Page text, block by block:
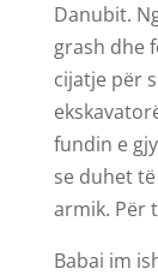
Danubit.
grash dhe
cijatje për
fundin e
se duhet
armik. Për
Babai im